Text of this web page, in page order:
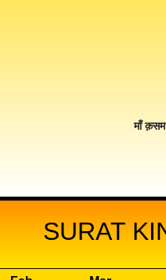
माँ
SURAT